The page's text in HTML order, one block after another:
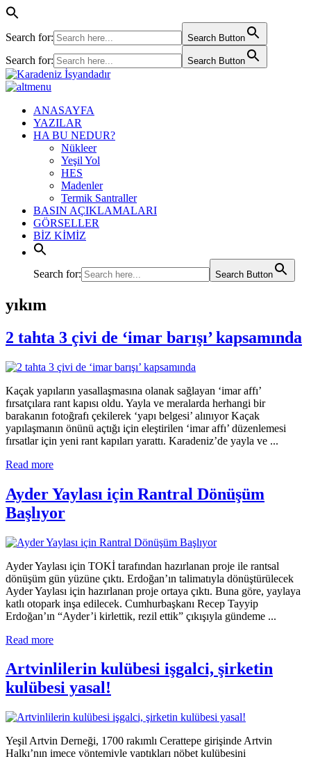
Search for: Search Button
Search for: Search Button
ANASAYFA
YAZILAR
HA BU NEDUR?
Nükleer
Yeşil Yol
HES
Madenler
Termik Santraller
BASIN AÇIKLAMALARI
GÖRSELLER
BİZ KİMİZ
Search for: Search Button
yıkım
2 tahta 3 çivi de ‘imar barışı’ kapsamında
Kaçak yapıların yasallaşmasına olanak sağlayan ‘imar affı’
fırsatçılara rant kapısı oldu. Yayla ve meralarda herhangi bir
barakanın fotoğrafı çekilerek ‘yapı belgesi’ alınıyor Kaçak
yapılaşmanın önünü açtığı için eleştirilen ‘imar affı’ düzenlemesi
fırsatlar için yeni rant kapıları yarattı. Karadeniz’de yayla ve ...
Read more
Ayder Yaylası için Rantral Dönüşüm
Başlıyor
Ayder Yaylası için TOKİ tarafından hazırlanan proje ile rantsal
dönüşüm gün yüzüne çıktı. Erdoğan’ın talimatıyla dönüştürülecek
Ayder Yaylası için hazırlanan proje ortaya çıktı. Buna göre, yaylaya
katlı otopark inşa edilecek. Cumhurbaşkanı Recep Tayyip
Erdoğan’ın “Ayder’i kirlettik, rezil ettik” çıkışıyla gündeme ...
Read more
Artvinlilerin kulübesi işgalci, şirketin
kulübesi yasal!
Yeşil Artvin Derneği, 1700 rakımlı Cerattepe girişinde Artvin
Halkı’nın imece yöntemiyle yaptıkları nöbet kulübesini